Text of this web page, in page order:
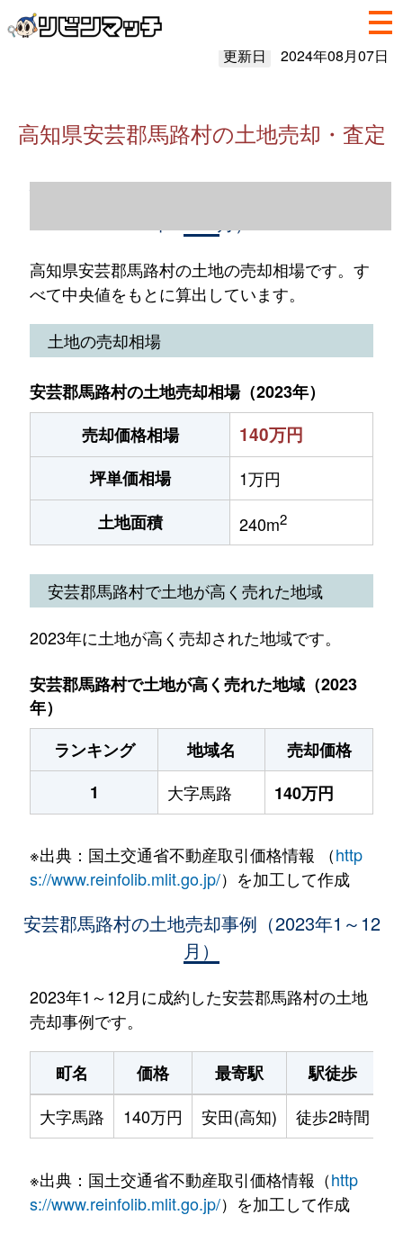
更新日 2024年08月07日
高知県安芸郡馬路村の土地売却・査定
高知県安芸郡馬路村の土地の売却相場です。す
べて中央値をもとに算出しています。
土地の売却相場
安芸郡馬路村の土地売却相場（2023年）
売却価格相場
140万円
坪単価相場
1万円
土地面積
240m2
安芸郡馬路村で土地が高く売れた地域
2023年に土地が高く売却された地域です。
安芸郡馬路村で土地が高く売れた地域（2023
年）
ランキング
地域名
売却価格
1
大字馬路 140万円
※出典：国土交通省不動産取引価格情報 （http
s://www.reinfolib.mlit.go.jp/）を加工して作成
安芸郡馬路村の土地売却事例（2023年1～12
月）
2023年1～12月に成約した安芸郡馬路村の土地
売却事例です。
町名 価格 最寄駅 駅徒歩
大字馬路
140万円 安田(高知) 徒歩2時間
※出典：国土交通省不動産取引価格情報（http
s://www.reinfolib.mlit.go.jp/）を加工して作成